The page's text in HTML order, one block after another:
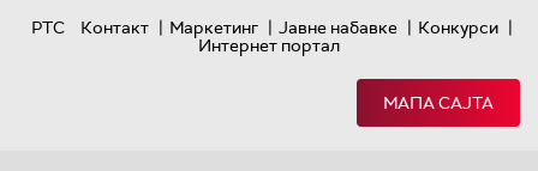
РТС
Контакт | Маркетинг | Јавне набавке | Конкурси |
Интернет портал
МАПА САЈТА